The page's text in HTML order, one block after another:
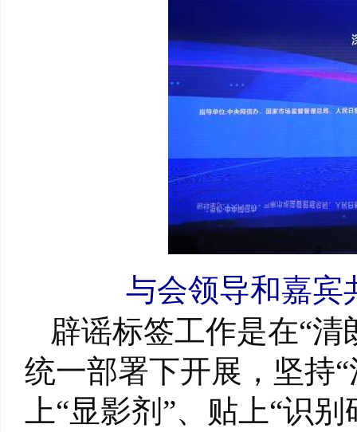
与会领导和嘉宾
辟谣标签工作是在“清
统一部署下开展，坚持
上“显影剂”、贴上“识